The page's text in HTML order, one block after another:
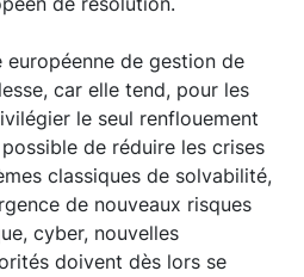
européenne de gestion de
car elle tend, pour les
le seul renflouement
possible de réduire les crises
classiques de solvabilité,
de nouveaux risques
cyber, nouvelles
doivent dès lors se